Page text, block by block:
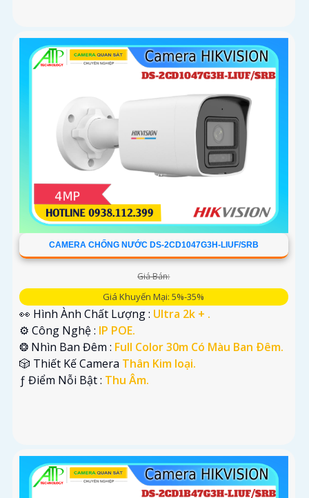
CAMERA CHỐNG NƯỚC DS-2CD1047G3H-LIUF/SRB
Giá Bán:
Giá Khuyến Mại: 5%-35%
👀 Hình Ành Chất Lượng : Ultra 2k + .
⚙ Công Nghệ : IP POE.
❂ Nhìn Ban Đêm : Full Color 30m Có Màu Ban Ðêm.
🎲 Thiết Kế Camera Thân Kim loại.
️ƒ Điểm Nỗi Bật : Thu Âm.